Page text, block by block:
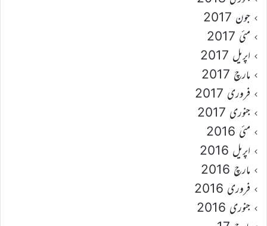
جون 2017
مئی 2017
اپریل 2017
مارچ 2017
فروری 2017
جنوری 2017
مئی 2016
اپریل 2016
مارچ 2016
فروری 2016
جنوری 2016